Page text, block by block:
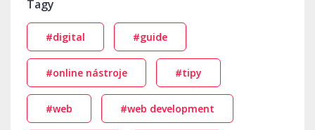
Tagy
#digital #guide
#online nástroje #tipy
#web #web development